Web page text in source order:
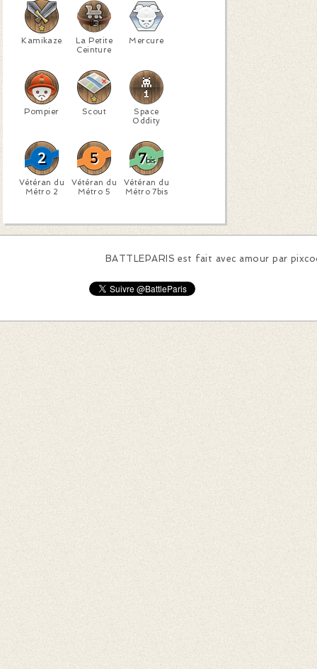
Kamikaze
La Petite
Ceinture
Mercure
Pompier Scout
Space
Oddity
Vétéran du
Métro 2
Vétéran du
Métro 5
Vétéran du
Métro 7bis
BATTLEPARIS est fait avec amour par